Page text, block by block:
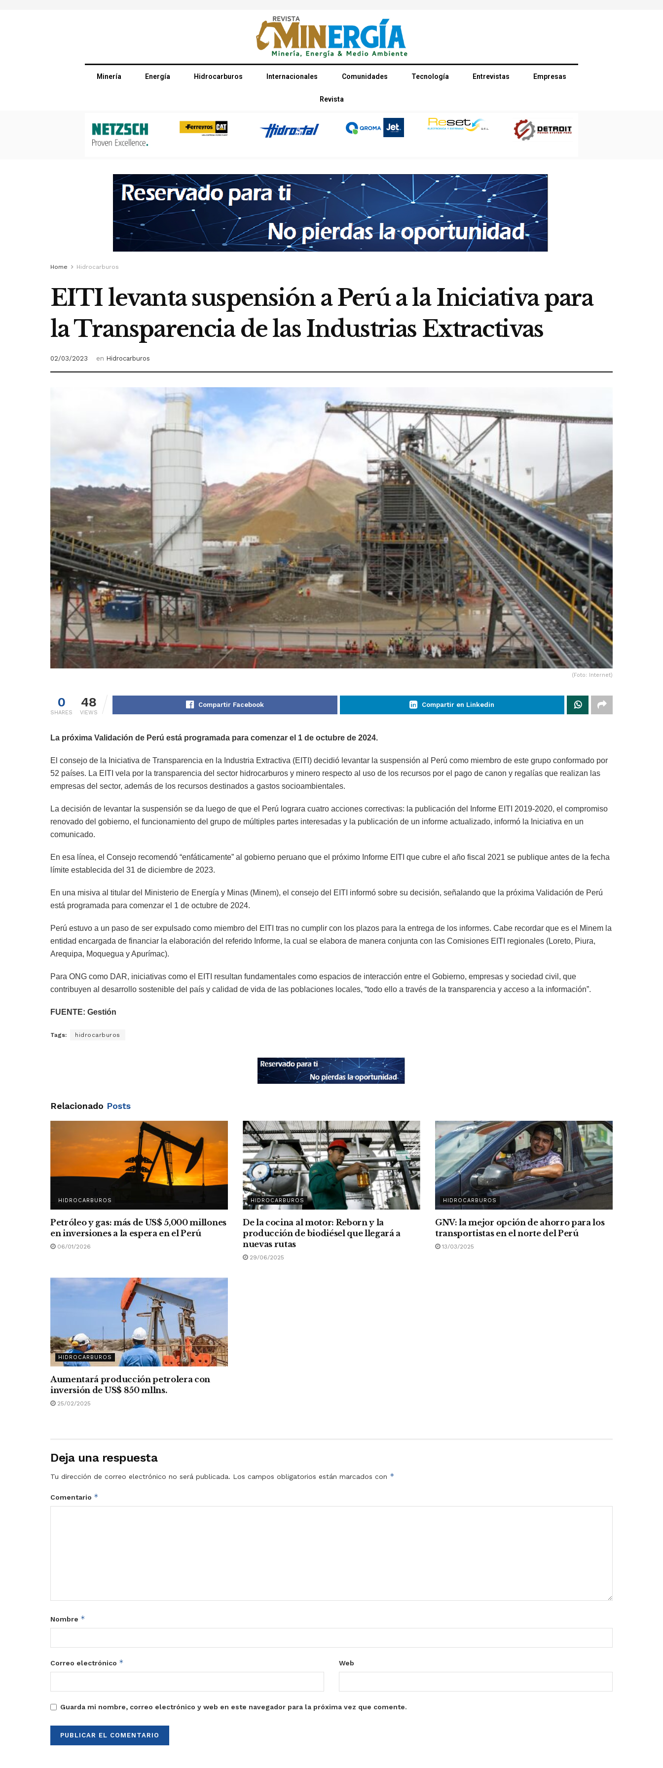
Minería Energía Hidrocarburos Internacionales Comunidades Tecnología Entrevistas Empresas
Revista
Home Hidrocarburos
EITI levanta suspensión a Perú a la Iniciativa para
la Transparencia de las Industrias Extractivas
02/03/2023 en Hidrocarburos
(Foto: Internet)
0
SHARES
48
VIEWS
Compartir Facebook Compartir en Linkedin
La próxima Validación de Perú está programada para comenzar el 1 de octubre de 2024.
El consejo de la Iniciativa de Transparencia en la Industria Extractiva (EITI) decidió levantar la suspensión al Perú como miembro de este grupo conformado por
52 países. La EITI vela por la transparencia del sector hidrocarburos y minero respecto al uso de los recursos por el pago de canon y regalías que realizan las
empresas del sector, además de los recursos destinados a gastos socioambientales.
La decisión de levantar la suspensión se da luego de que el Perú lograra cuatro acciones correctivas: la publicación del Informe EITI 2019-2020, el compromiso
renovado del gobierno, el funcionamiento del grupo de múltiples partes interesadas y la publicación de un informe actualizado, informó la Iniciativa en un
comunicado.
En esa línea, el Consejo recomendó “enfáticamente” al gobierno peruano que el próximo Informe EITI que cubre el año fiscal 2021 se publique antes de la fecha
límite establecida del 31 de diciembre de 2023.
En una misiva al titular del Ministerio de Energía y Minas (Minem), el consejo del EITI informó sobre su decisión, señalando que la próxima Validación de Perú
está programada para comenzar el 1 de octubre de 2024.
Perú estuvo a un paso de ser expulsado como miembro del EITI tras no cumplir con los plazos para la entrega de los informes. Cabe recordar que es el Minem la
entidad encargada de financiar la elaboración del referido Informe, la cual se elabora de manera conjunta con las Comisiones EITI regionales (Loreto, Piura,
Arequipa, Moquegua y Apurímac).
Para ONG como DAR, iniciativas como el EITI resultan fundamentales como espacios de interacción entre el Gobierno, empresas y sociedad civil, que
contribuyen al desarrollo sostenible del país y calidad de vida de las poblaciones locales, “todo ello a través de la transparencia y acceso a la información”.
FUENTE: Gestión
Tags: hidrocarburos
Relacionado Posts
HIDROCARBUROS
Petróleo y gas: más de US$ 5,000 millones
en inversiones a la espera en el Perú
06/01/2026
HIDROCARBUROS
De la cocina al motor: Reborn y la
producción de biodiésel que llegará a
nuevas rutas
29/06/2025
HIDROCARBUROS
GNV: la mejor opción de ahorro para los
transportistas en el norte del Perú
13/03/2025
HIDROCARBUROS
Aumentará producción petrolera con
inversión de US$ 850 mllns.
25/02/2025
Deja una respuesta
Tu dirección de correo electrónico no será publicada. Los campos obligatorios están marcados con *
Comentario *
Nombre *
Correo electrónico * Web
Guarda mi nombre, correo electrónico y web en este navegador para la próxima vez que comente.